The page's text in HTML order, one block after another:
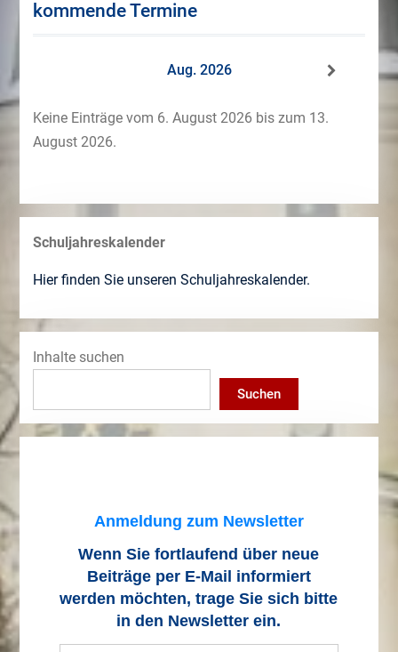
kommende Termine
Aug. 2026
Keine Einträge vom 6. August 2026 bis zum 13.
August 2026.
Schuljahreskalender
Hier finden Sie unseren Schuljahreskalender.
Inhalte suchen
Suchen
Anmeldung zum Newsletter
Wenn Sie fortlaufend über neue
Beiträge per E-Mail informiert
werden möchten, trage Sie sich bitte
in den Newsletter ein.